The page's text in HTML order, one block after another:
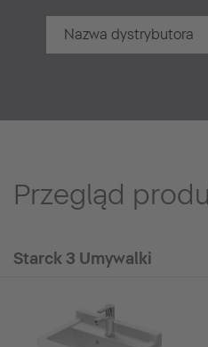
Przegląd
Starck 3 Umywalki